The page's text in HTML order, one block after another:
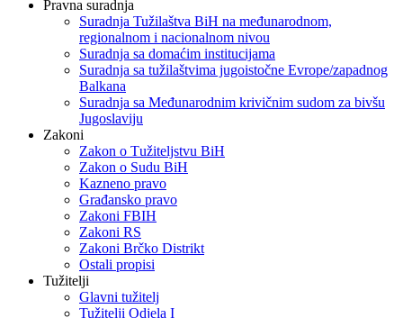
Pravna suradnja
Suradnja Tužilaštva BiH na međunarodnom,
regionalnom i nacionalnom nivou
Suradnja sa domaćim institucijama
Suradnja sa tužilaštvima jugoistočne Evrope/zapadnog
Balkana
Suradnja sa Međunarodnim krivičnim sudom za bivšu
Jugoslaviju
Zakoni
Zakon o Тužiteljstvu BiH
Zakon o Sudu BiH
Kazneno pravo
Građansko pravo
Zakoni FBIH
Zakoni RS
Zakoni Brčko Distrikt
Ostali propisi
Tužitelji
Glavni tužitelj
Tužitelji Odjela I